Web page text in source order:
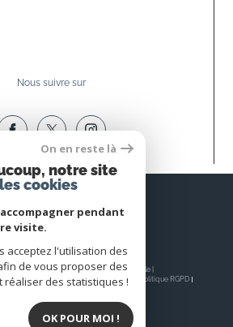
Nous suivre sur
Espace
PROPRIÉTAIRE
Se connecter
réservés | Traduction powered by Google |
Mentions légales Admin Nos liens
Politique RGPD
On en reste là
notre site
cookies
pendant
visite.
acceptez l'utilisation des
de vous proposer des
des statistiques !
OK POUR MOI !